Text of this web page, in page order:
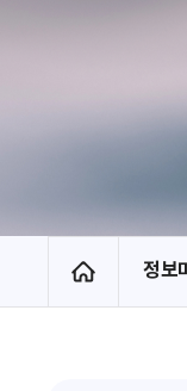
단
홈 정보